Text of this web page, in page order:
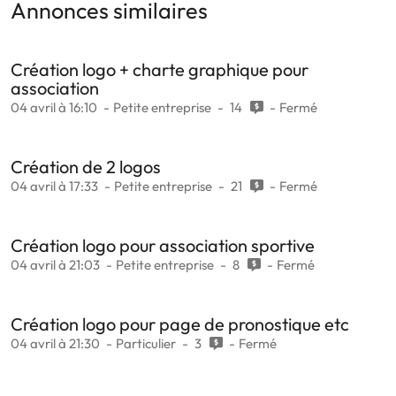
Annonces similaires
Création logo + charte graphique pour
association
04 avril à 16:10 Petite entreprise 14 Fermé
Création de 2 logos
04 avril à 17:33 Petite entreprise 21 Fermé
Création logo pour association sportive
04 avril à 21:03 Petite entreprise 8 Fermé
Création logo pour page de pronostique etc
04 avril à 21:30 Particulier 3 Fermé